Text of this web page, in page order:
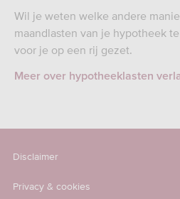
Wil je weten welke andere
maandlasten van je hypotheek
voor je op een rij gezet.
Meer over hypotheeklasten
Disclaimer
Privacy & cookies